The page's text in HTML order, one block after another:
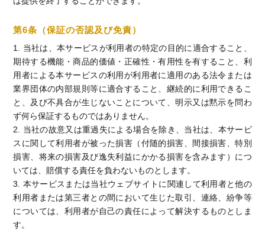
第6条（保証の否認及び免責）
1. 当社は、本サービスが利用者の特定の目的に適合すること、
期待する機能・商品的価値・正確性・有用性を有すること、利
用者による本サービスの利用が利用者に適用のある法令または
業界団体の内部規則等に適合すること、継続的に利用できるこ
と、及び不具合が生じないことについて、明示又は黙示を問わ
ず何ら保証するものではありません。
2. 当社の故意又は重過失による場合を除き、当社は、本サービ
スに関して利用者が被った損害（付随的損害、間接損害、特別
損害、将来の損害及び逸失利益にかかる損害を含みます）につ
いては、賠償する責任を負わないものとします。
3. 本サービスまたは当社ウェブサイトに関連して利用者と他の
利用者または第三者との間において生じた取引、連絡、紛争等
については、利用者が自己の責任によって解決するものとしま
す。